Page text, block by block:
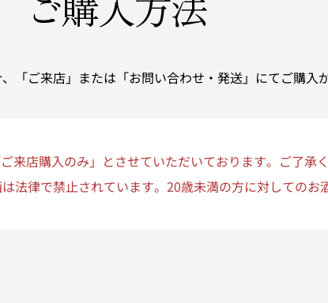
「ご来店」または「お問い合わせ・発送」にてご購入
来店購入のみ」とさせていただいております。ご了承く
法律で禁止されています。20歳未満の方に対してのお